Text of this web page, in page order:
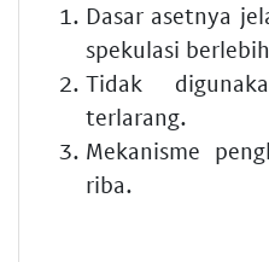
Dasar asetnya
spekulasi
Tidak
terlarang.
Mekanisme
riba.